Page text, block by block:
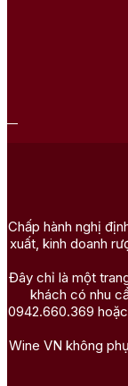
Chấp hành nghị
xuất, kinh doanh
Đây chỉ là một
khách có nhu
0942.660.369
Wine VN không